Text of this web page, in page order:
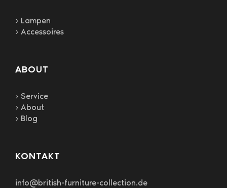
› Lampen
› Accessoires
ABOUT
› Service
› About
› Blog
KONTAKT
info@british-furniture-collection.de